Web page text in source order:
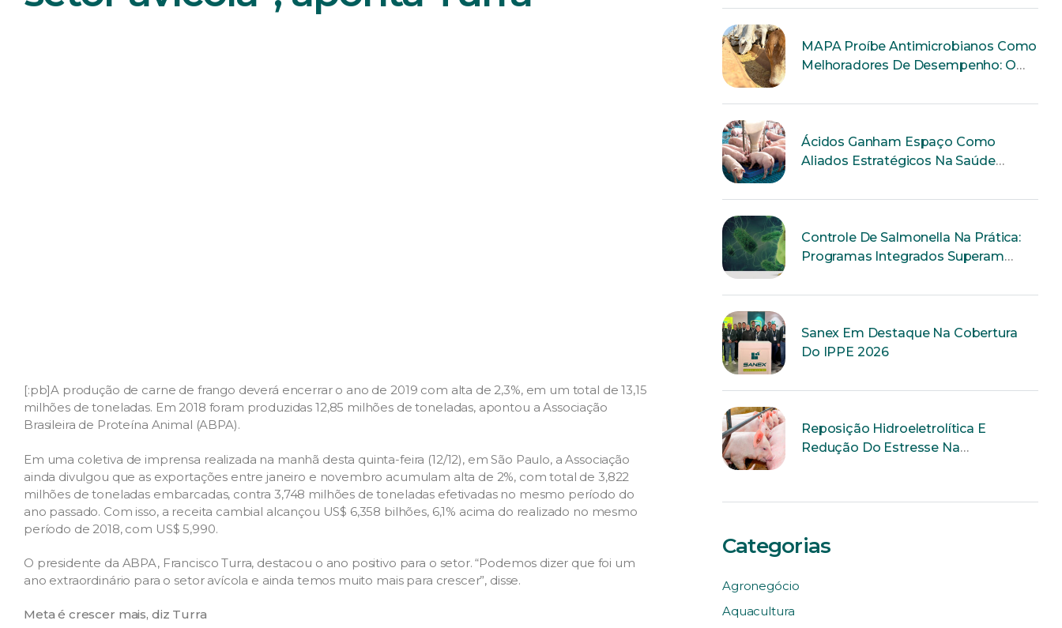
[:pb]A produção de carne de frango deverá encerrar o ano de 2019 com alta de 2,3%, em um total de 13,15
milhões de toneladas. Em 2018 foram produzidas 12,85 milhões de toneladas, apontou a Associação
Brasileira de Proteína Animal (ABPA).
Em uma coletiva de imprensa realizada na manhã desta quinta-feira (12/12), em São Paulo, a Associação
ainda divulgou que as exportações entre janeiro e novembro acumulam alta de 2%, com total de 3,822
milhões de toneladas embarcadas, contra 3,748 milhões de toneladas efetivadas no mesmo período do
ano passado. Com isso, a receita cambial alcançou US$ 6,358 bilhões, 6,1% acima do realizado no mesmo
período de 2018, com US$ 5,990.
O presidente da ABPA, Francisco Turra, destacou o ano positivo para o setor. “Podemos dizer que foi um
ano extraordinário para o setor avícola e ainda temos muito mais para crescer”, disse.
Meta é crescer mais, diz Turra
MAPA Proíbe Antimicrobianos Como
Melhoradores De Desempenho: O
Ácidos Ganham Espaço Como
Aliados Estratégicos Na Saúde
Controle De Salmonella Na Prática:
Programas Integrados Superam
Sanex Em Destaque Na Cobertura
Do IPPE 2026
Reposição Hidroeletrolítica E
Redução Do Estresse Na
Categorias
Agronegócio
Aquacultura